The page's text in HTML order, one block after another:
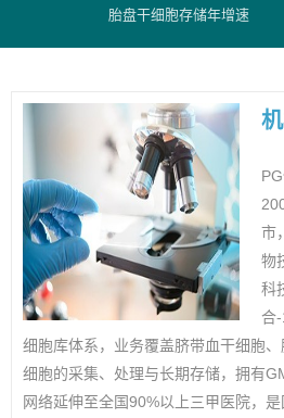
胎盘干细胞存储年增速
市
物
科
合
细胞库体系，业务覆盖脐带血干细胞
细胞的采集、处理与长期存储，拥有
网络延伸至全国90%以上三甲医院，